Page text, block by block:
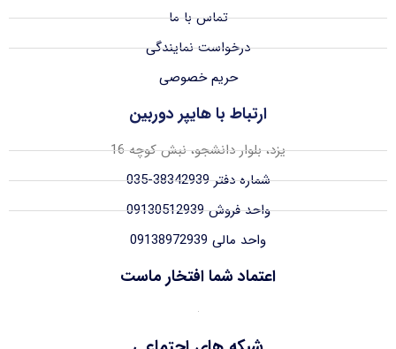
تماس با ما
درخواست نمایندگی
حریم خصوصی
ارتباط با هایپر دوربین
یزد، بلوار دانشجو، نبش کوچه 16
شماره دفتر 38342939-035
واحد فروش 09130512939
واحد مالی 09138972939
اعتماد شما افتخار ماست